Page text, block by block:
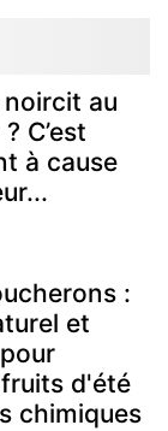
au
C’est
à cause
:
et
d'été
chimiques